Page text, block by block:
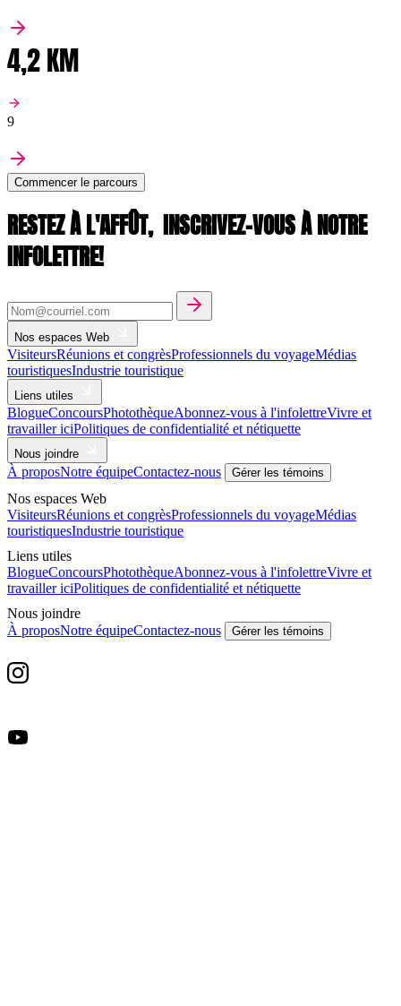
4,2 KM
9
Commencer le parcours
RESTEZ À L'AFFÛT, INSCRIVEZ-VOUS À NOTRE
INFOLETTRE!
Nos espaces Web
VisiteursRéunions et congrèsProfessionnels du voyageMédias
touristiquesIndustrie touristique
Liens utiles
BlogueConcoursPhotothèqueAbonnez-vous à l'infolettreVivre et
travailler iciPolitiques de confidentialité et nétiquette
Nous joindre
À proposNotre équipeContactez-nous Gérer les témoins
Nos espaces Web
VisiteursRéunions et congrèsProfessionnels du voyageMédias
touristiquesIndustrie touristique
Liens utiles
BlogueConcoursPhotothèqueAbonnez-vous à l'infolettreVivre et
travailler iciPolitiques de confidentialité et nétiquette
Nous joindre
À proposNotre équipeContactez-nous Gérer les témoins